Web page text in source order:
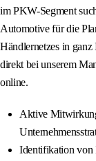
im PKW-Segment
Automotive für die
Händlernetzes in
direkt bei unserem
online.
Aktive
Identifikation von